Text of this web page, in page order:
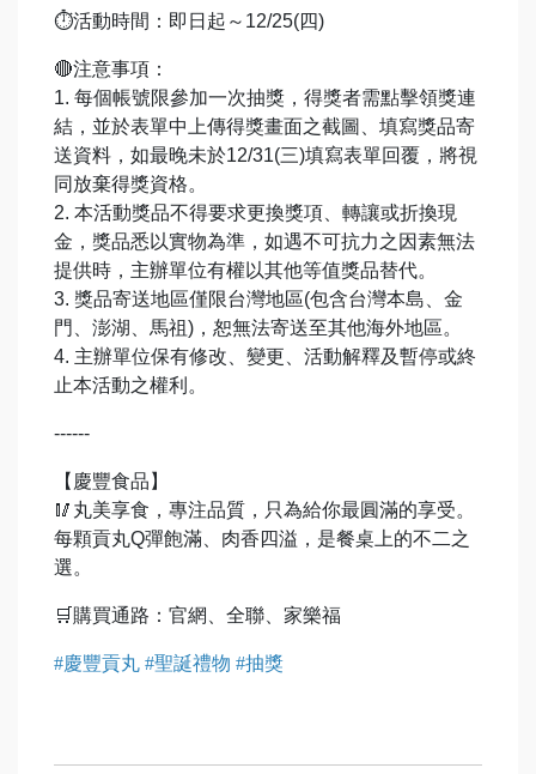
⏱️活動時間：即日起～12/25(四)
🔴注意事項：
1. 每個帳號限參加一次抽獎，得獎者需點擊領獎連
結，並於表單中上傳得獎畫面之截圖、填寫獎品寄
送資料，如最晚未於12/31(三)填寫表單回覆，將視
同放棄得獎資格。
2. 本活動獎品不得要求更換獎項、轉讓或折換現
金，獎品悉以實物為準，如遇不可抗力之因素無法
提供時，主辦單位有權以其他等值獎品替代。
3. 獎品寄送地區僅限台灣地區(包含台灣本島、金
門、澎湖、馬祖)，恕無法寄送至其他海外地區。
4. 主辦單位保有修改、變更、活動解釋及暫停或終
止本活動之權利。
------
【慶豐食品】
🥢丸美享食，專注品質，只為給你最圓滿的享受。
每顆貢丸Q彈飽滿、肉香四溢，是餐桌上的不二之
選。
🛒購買通路：官網、全聯、家樂福
#慶豐貢丸 #聖誕禮物 #抽獎